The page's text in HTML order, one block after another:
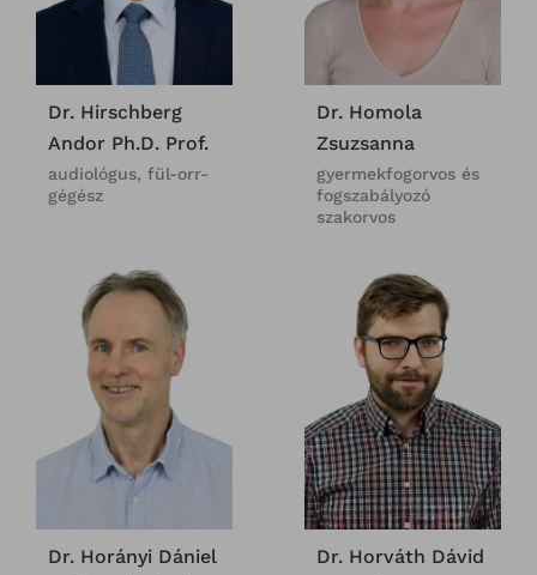
Dr. Hirschberg
Andor Ph.D. Prof.
audiológus, fül-orr-
gégész
Dr. Homola
Zsuzsanna
gyermekfogorvos és
fogszabályozó
szakorvos
Dr. Horányi Dániel Dr. Horváth Dávid